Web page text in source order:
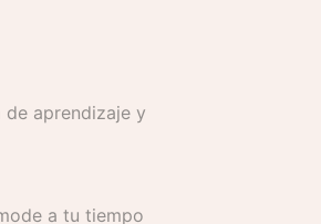
aprendizaje y
a tu tiempo